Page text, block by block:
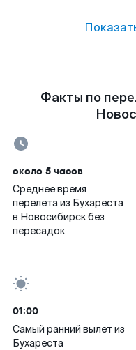
Факты по
около 5 часов
Среднее время
перелета из Бухареста
в Новосибирск без
пересадок
01:00
Самый ранний вылет из
Бухареста